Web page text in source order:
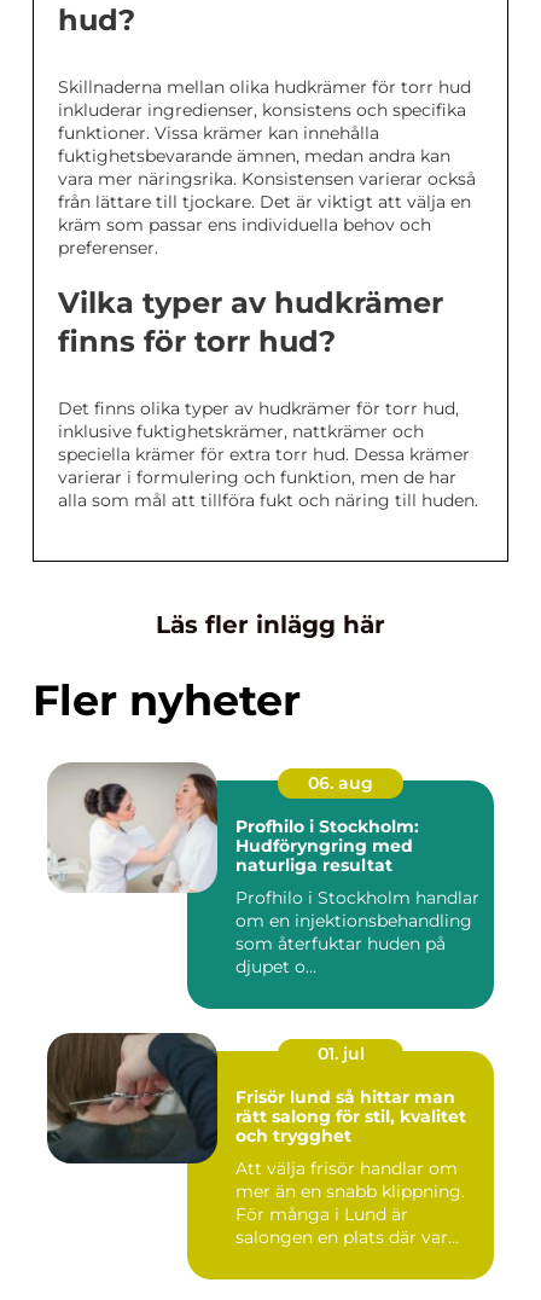
hud?
Skillnaderna mellan olika hudkrämer för torr hud
inkluderar ingredienser, konsistens och specifika
funktioner. Vissa krämer kan innehålla
fuktighetsbevarande ämnen, medan andra kan
vara mer näringsrika. Konsistensen varierar också
från lättare till tjockare. Det är viktigt att välja en
kräm som passar ens individuella behov och
preferenser.
Vilka typer av hudkrämer
finns för torr hud?
Det finns olika typer av hudkrämer för torr hud,
inklusive fuktighetskrämer, nattkrämer och
speciella krämer för extra torr hud. Dessa krämer
varierar i formulering och funktion, men de har
alla som mål att tillföra fukt och näring till huden.
Läs fler inlägg här
Fler nyheter
06. aug
Profhilo i Stockholm:
Hudföryngring med
naturliga resultat
Profhilo i Stockholm handlar
om en injektionsbehandling
som återfuktar huden på
djupet o...
01. jul
Frisör lund så hittar man
rätt salong för stil, kvalitet
och trygghet
Att välja frisör handlar om
mer än en snabb klippning.
För många i Lund är
salongen en plats där var...